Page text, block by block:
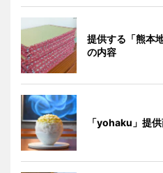
提供する「熊本
の内容
「yohaku」提